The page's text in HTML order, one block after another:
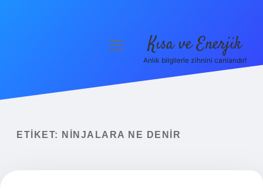
Yasal Uyarı
menüyü
Kısa ve Enerjik
Anlık bilgilerle zihnini canlandır!
ETIKET: NINJALARA NE DENIR